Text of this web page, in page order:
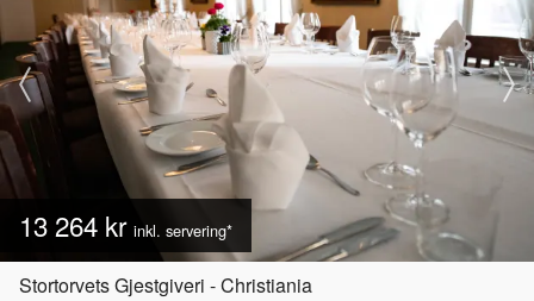
13 264 kr inkl. servering*
Stortorvets Gjestgiveri - Christiania